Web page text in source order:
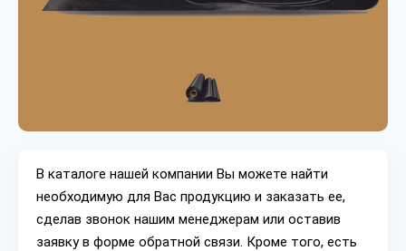
В каталоге нашей компании Вы можете найти
необходимую для Вас продукцию и заказать ее,
сделав звонок нашим менеджерам или оставив
заявку в форме обратной связи. Кроме того, есть